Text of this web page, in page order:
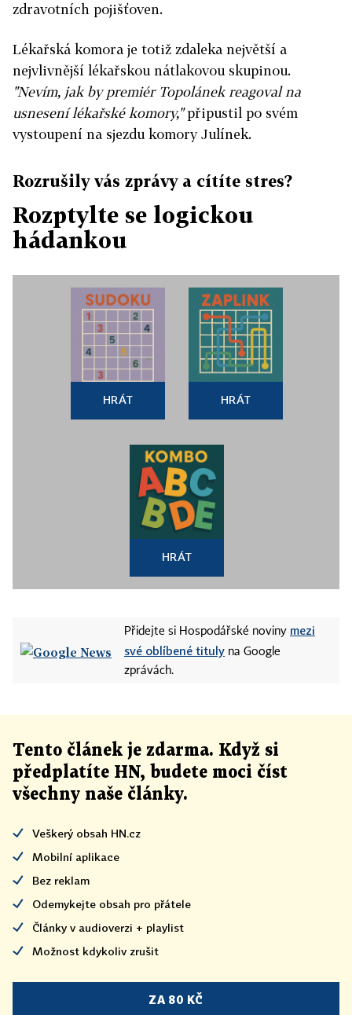
zdravotních pojišťoven.
Lékařská komora je totiž zdaleka největší a
nejvlivnější lékařskou nátlakovou skupinou.
"Nevím, jak by premiér Topolánek reagoval na
usnesení lékařské komory,"připustil po svém
vystoupení na sjezdu komory Julínek.
Rozrušily vás zprávy a cítíte stres?
Rozptylte se logickou
hádankou
HRÁT HRÁT
HRÁT
Přidejte si Hospodářské noviny mezi
své oblíbené tituly na Google
zprávách.
Tento článek je zdarma. Když si
předplatíte HN, budete moci číst
všechny naše články.
Veškerý obsah HN.cz
Mobilní aplikace
Bez reklam
Odemykejte obsah pro přátele
Články v audioverzi + playlist
Možnost kdykoliv zrušit
ZA 80 KČ